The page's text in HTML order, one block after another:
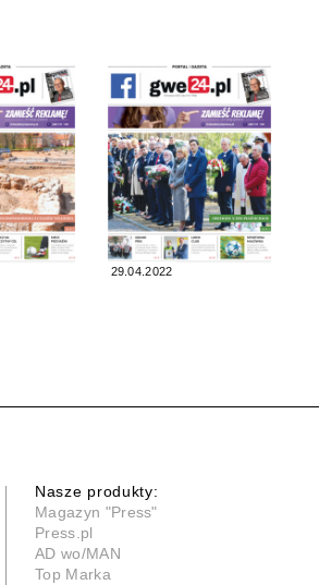
29.04.2022
Nasze produkty:
Magazyn "Press"
Press.pl
AD wo/MAN
Top Marka